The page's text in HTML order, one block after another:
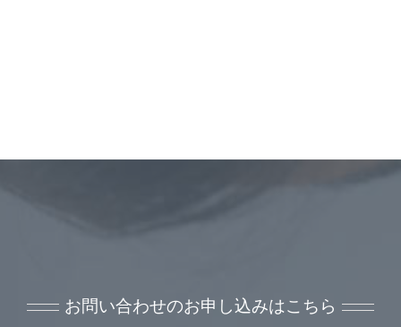
お問い合わせのお申し込みはこちら